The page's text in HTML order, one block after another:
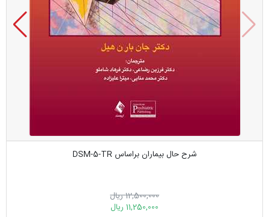
شرح حال بیماران براساس DSM-5-TR
12,500,000 ریال
11,250,000 ریال